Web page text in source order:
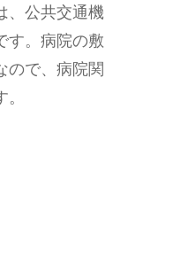
、公共交通機
す。病院の敷
ので、病院関